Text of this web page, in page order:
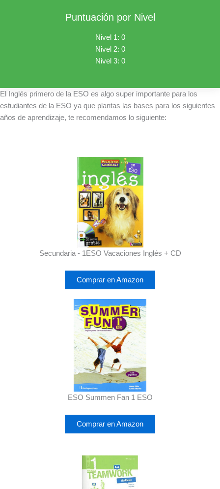
Puntuación por Nivel
Nivel 1: 0
Nivel 2: 0
Nivel 3: 0
El Inglés primero de la ESO es algo super importante para los
estudiantes de la ESO ya que plantas las bases para los siguientes
años de aprendizaje, te recomendamos lo siguiente:
Secundaria - 1ESO Vacaciones Inglés + CD
Comprar en Amazon
ESO Summen Fan 1 ESO
Comprar en Amazon